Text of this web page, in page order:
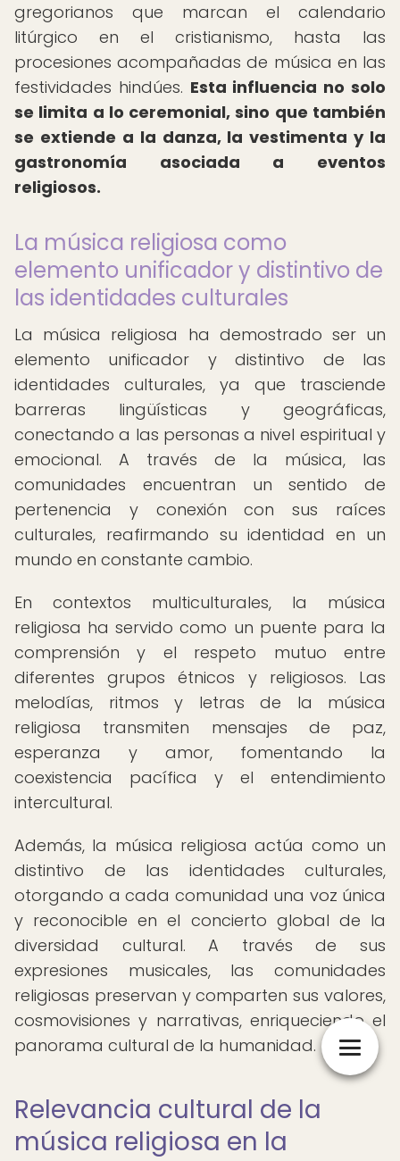
gregorianos que marcan el calendario
litúrgico en el cristianismo, hasta las
procesiones acompañadas de música en las
festividades hindúes. Esta influencia no solo
se limita a lo ceremonial, sino que también
se extiende a la danza, la vestimenta y la
gastronomía asociada a eventos
religiosos.
La música religiosa como
elemento unificador y distintivo de
las identidades culturales
La música religiosa ha demostrado ser un
elemento unificador y distintivo de las
identidades culturales, ya que trasciende
barreras lingüísticas y geográficas,
conectando a las personas a nivel espiritual y
emocional. A través de la música, las
comunidades encuentran un sentido de
pertenencia y conexión con sus raíces
culturales, reafirmando su identidad en un
mundo en constante cambio.
En contextos multiculturales, la música
religiosa ha servido como un puente para la
comprensión y el respeto mutuo entre
diferentes grupos étnicos y religiosos. Las
melodías, ritmos y letras de la música
religiosa transmiten mensajes de paz,
esperanza y amor, fomentando la
coexistencia pacífica y el entendimiento
intercultural.
Además, la música religiosa actúa como un
distintivo de las identidades culturales,
otorgando a cada comunidad una voz única
y reconocible en el concierto global de la
diversidad cultural. A través de sus
expresiones musicales, las comunidades
religiosas preservan y comparten sus valores,
cosmovisiones y narrativas, enriqueciendo el
panorama cultural de la humanidad.
Relevancia cultural de la
música religiosa en la